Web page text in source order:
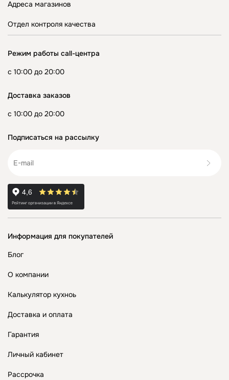
Адреса магазинов
Отдел контроля качества
Режим работы call-центра
с 10:00 до 20:00
Доставка заказов
с 10:00 до 20:00
Подписаться на рассылку
Информация для покупателей
Блог
О компании
Калькулятор кухноь
Доставка и оплата
Гарантия
Личный кабинет
Рассрочка